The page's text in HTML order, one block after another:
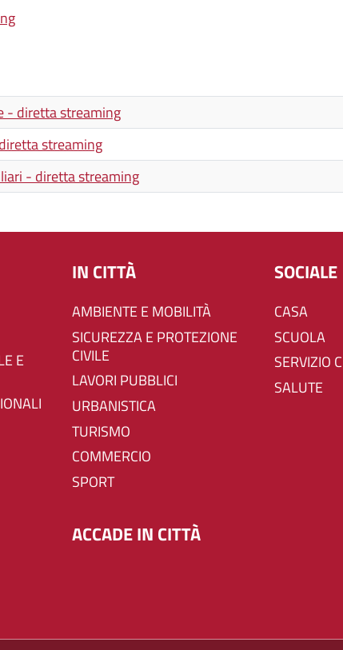
- diretta streaming
streaming
- diretta streaming
IN CITTÀ
AMBIENTE E MOBILITÀ
SICUREZZA E PROTEZIONE
CIVILE
LAVORI PUBBLICI
URBANISTICA
TURISMO
COMMERCIO
SPORT
SOCIALE
CASA
SCUOLA
SERVIZIO
SALUTE
ACCADE IN CITTÀ